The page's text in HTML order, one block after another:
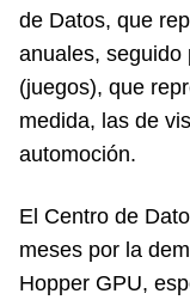
de Datos, que
anuales, seguido
(juegos), que
medida, las de
automoción.
El Centro de
meses por la
Hopper GPU,